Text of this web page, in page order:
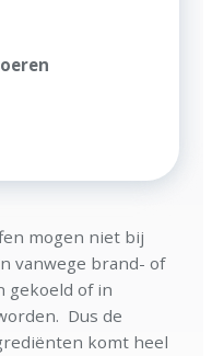
mogen niet bij
vanwege brand- of
gekoeld of in
Dus de
komt heel